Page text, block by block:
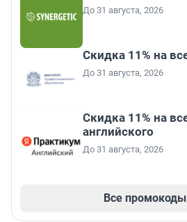
До 31 августа, 2026
Скидка 11% на
До 31 августа, 2026
Скидка 11% на
английского
До 31 августа, 2026
Все промокоды